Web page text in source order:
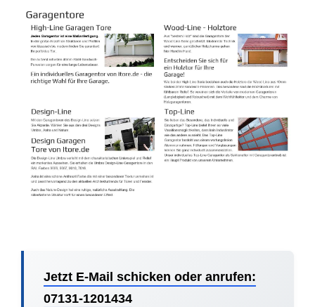
Jetzt E-Mail schicken oder anrufen:
07131-1201434